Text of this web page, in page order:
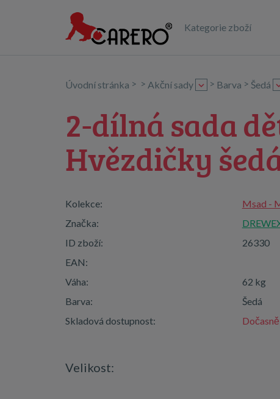
Kategorie zboží
Úvodní stránka > > Akční sady > Barva > Šedá
2-dílná sada
Hvězdičky
Kolekce:
Msad -
Značka:
ID zboží:
26330
EAN:
Váha:
62 kg
Barva:
Šedá
Skladová dostupnost:
Velikost: